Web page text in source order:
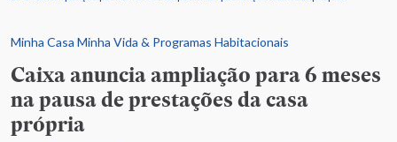
Minha Casa Minha Vida & Programas Habitacionais
Caixa anuncia ampliação para 6 meses
na pausa de prestações da casa
própria